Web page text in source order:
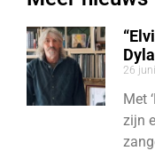
26
Met
zijn